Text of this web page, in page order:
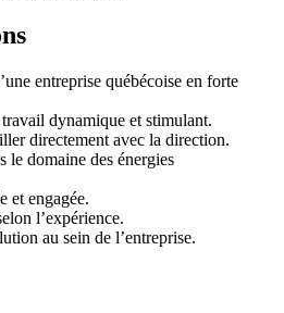
entreprise québécoise en forte
dynamique et stimulant.
directement avec la direction.
le domaine des énergies
et engagée.
l’expérience.
au sein de l’entreprise.